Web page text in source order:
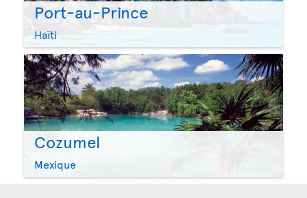
Port-au-Prince
Haïti
Cozumel
Mexique